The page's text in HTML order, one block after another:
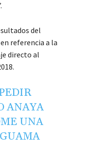
del
referencia a la
directo al
ANAYA
UNA